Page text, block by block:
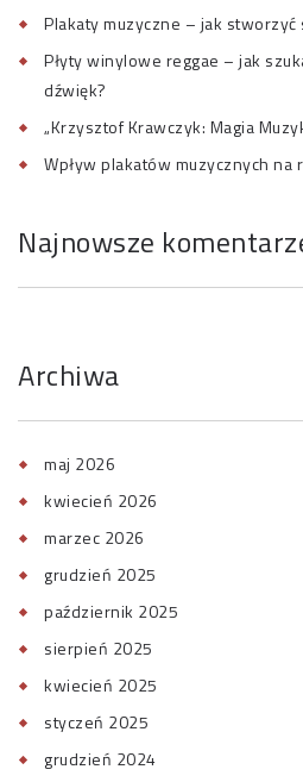
Plakaty muzyczne – jak stworzyć
Płyty winylowe reggae – jak
dźwięk?
„Krzysztof Krawczyk: Magia
Wpływ plakatów muzycznych na
Najnowsze
Archiwa
maj 2026
kwiecień 2026
marzec 2026
grudzień 2025
październik 2025
sierpień 2025
kwiecień 2025
styczeń 2025
grudzień 2024